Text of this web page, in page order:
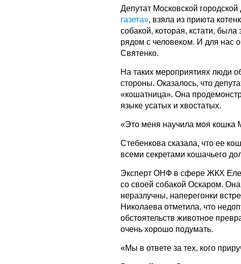
Депутат Московской
газета», взяла из приюта
собакой, которая, кстати,
рядом с человеком. И для нас
Святенко.
На таких мероприятиях люди
стороны. Оказалось, что
«кошатница». Она
языке усатых и хвостатых.
«Это меня научила моя кошка
Стебенкова сказала, что ее
всеми секретами кошачьего
Эксперт ОНФ в сфере ЖКХ
со своей собакой Оскаром.
неразлучны, наперегонки
Николаева отметила, что
обстоятельств животное
очень хорошо подумать.
«Мы в ответе за тех, кого